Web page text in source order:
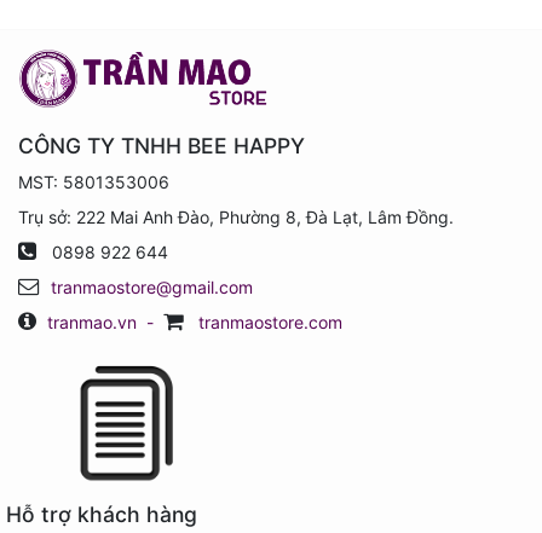
CÔNG TY TNHH BEE HAPPY
MST: 5801353006
Trụ sở: 222 Mai Anh Đào, Phường 8, Đà Lạt, Lâm Đồng.
0898 922 644
tranmaostore@gmail.com
tranmao.vn - tranmaostore.com
Hỗ trợ khách hàng